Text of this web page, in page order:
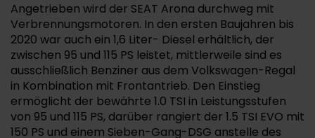
Angetrieben wird der SEAT Arona durchweg mit
Verbrennungsmotoren. In den ersten Baujahren bis
2020 war auch ein 1,6 Liter- Diesel erhältlich, der
zwischen 95 und 115 PS leistet, mittlerweile sind es
ausschließlich Benziner aus dem Volkswagen-Regal
in Kombination mit Frontantrieb. Den Einstieg
ermöglicht der bewährte 1.0 TSI in Leistungsstufen
von 95 und 115 PS, darüber rangiert der 1.5 TSI EVO mit
150 PS und einem Sieben-Gang-DSG anstelle des